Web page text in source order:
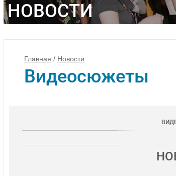
НОВОСТИ
Главная / Новости
Видеосюжеты